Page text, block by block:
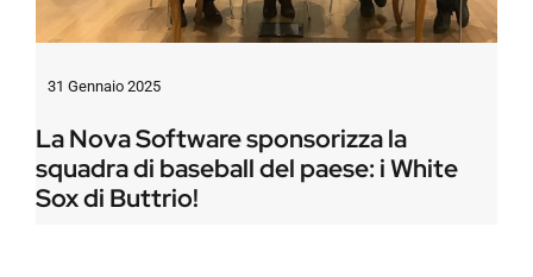
31 Gennaio 2025
La Nova Software sponsorizza la
squadra di baseball del paese: i White
Sox di Buttrio!